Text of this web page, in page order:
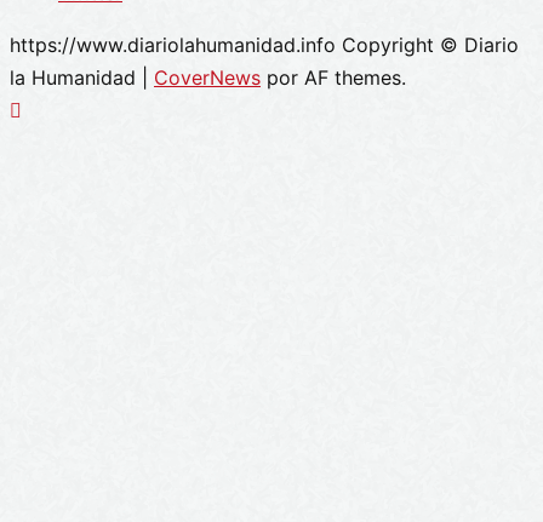
https://www.diariolahumanidad.info Copyright © Diario
la Humanidad
CoverNews por AF themes.